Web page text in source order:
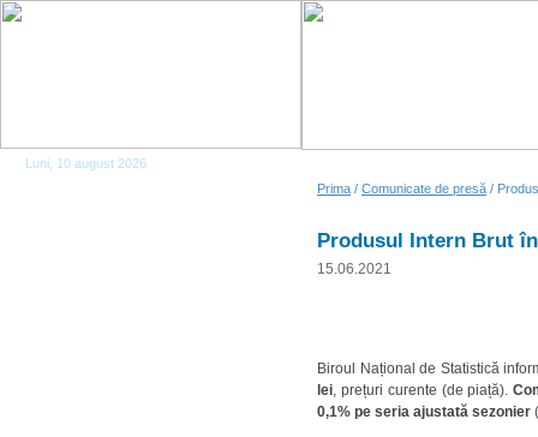
Luni, 10 august 2026
Prima / Comunicate de presă /
Produsul Intern Brut
15.06.2021
Biroul Național de Statistică
lei , prețuri curente (de piață).
0,1% pe seria ajustată sezonier